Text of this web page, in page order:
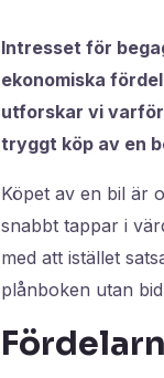
Intresset för
ekonomiska
utforskar vi varför
tryggt köp av en
Köpet av en bil är
snabbt tappar i
med att istället
plånboken utan